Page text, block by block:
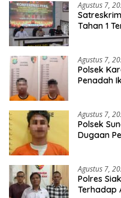
Agustus 7,
Tahan 1
Agustus 7,
Polsek
Penadah
Agustus 7,
Polsek
Dugaan
Agustus 7,
Polres
Terhadap